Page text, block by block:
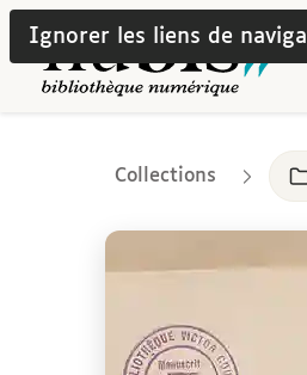
Ignorer les liens de
Collections